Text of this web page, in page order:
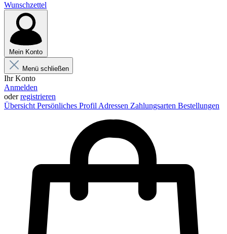
Wunschzettel
Mein Konto
Menü schließen
Ihr Konto
Anmelden
oderregistrieren
Übersicht Persönliches Profil Adressen Zahlungsarten Bestellungen